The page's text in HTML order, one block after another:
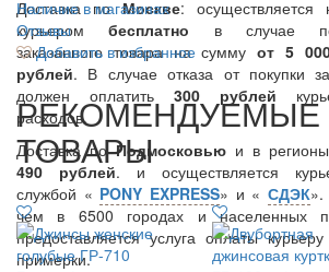
Доставка поМоскве: осуществляется
курьеромбесплатно в случае
заказанного товара на суммуот 5
рублей. В случае отказа от покупки
должен оплатить300 рублей
расходов.
Доставка поПодмосковью и в
490 рублей. и осуществляется
службой « PONY EXPRESS» и « СДЭК».
чем в 6500 городах и населенных
предоставляется услуга оплаты
примерки.
Наличие в магазинах
Отзывы
Добавить в избранное
РЕКОМЕНДУЕМЫЕ
ТОВАРЫ